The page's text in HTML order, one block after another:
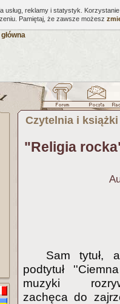
usług, reklamy i statystyk.
Pamiętaj, że zawsze możesz
Czytelnia i książki
"Religia
Sam tytuł,
podtytuł
muzyki
zachęca do